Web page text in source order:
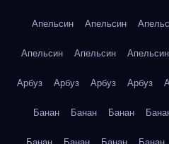
Апельсин Апельсин
Апельсин Апельсин Апельсин
Арбуз Арбуз Арбуз Арбуз
Банан Банан Банан